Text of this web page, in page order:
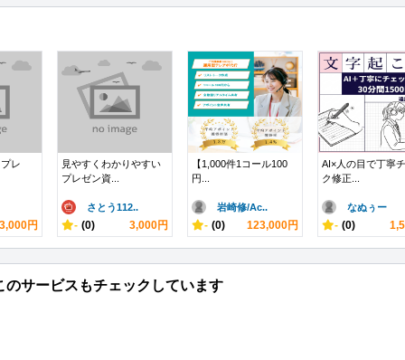
レ
3,000円
見やすくわかりやすい
プレゼン資...
さとう112..
- (0) 3,000円
【1,000件1コール100
円...
岩崎修/Ac..
- (0) 123,000円
AI×人の目で丁寧
ク修正...
なぬぅー
- (0)
サービスもチェックしています